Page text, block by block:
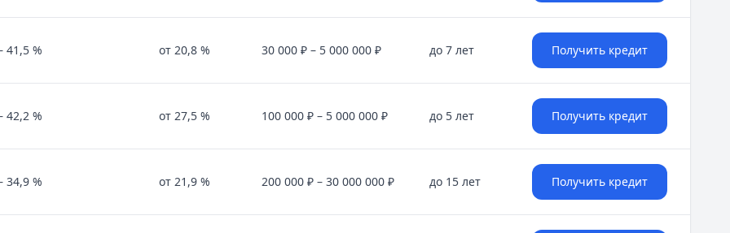
41,5 % от 20,8 % 30 000 ₽ – 5 000 000 ₽ до 7 лет Получить кредит
42,2 % от 27,5 % 100 000 ₽ – 5 000 000 ₽ до 5 лет Получить кредит
34,9 % от 21,9 % 200 000 ₽ – 30 000 000 ₽ до 15 лет Получить кредит